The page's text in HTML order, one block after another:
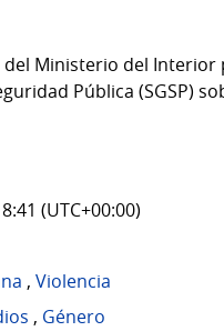
del Ministerio del Interior
Pública (SGSP)
(UTC+00:00)
, Violencia
, Género